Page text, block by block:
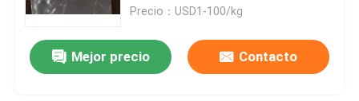
Precio：USD1-100/kg
Mejor precio Contacto